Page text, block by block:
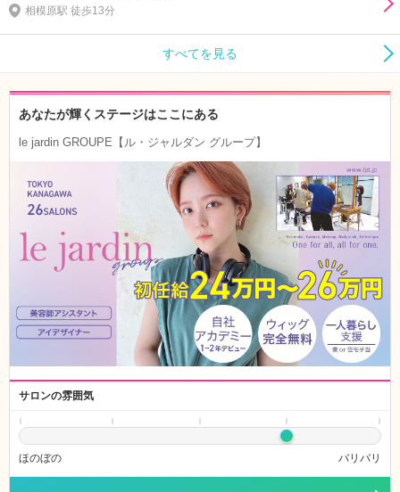
相模原駅 徒歩13分
すべてを見る
あなたが輝くステージはここにある
le jardin GROUPE【ル・ジャルダン グループ】
サロンの雰囲気
ほのぼの バリバリ